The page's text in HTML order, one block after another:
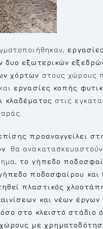
εργασίες
δυο εξωτερικών
χόρτων στους χώρους
εργασίες κοπής
κλαδέματος στις
προαναγγείλει
θα
το γήπεδο
ποδοσφαίρου και
πλαστικός
και νέων έργων
στο κλειστό στάδιο
με